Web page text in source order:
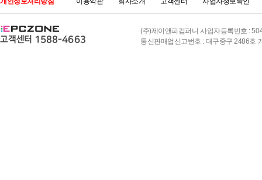
(주)제이앤피컴퍼니 사업자등록번호 :
통신판매업신고번호 : 대구중구 2486호